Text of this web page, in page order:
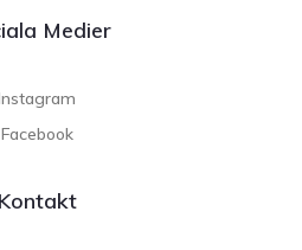
Medier
Facebook
Kontakt